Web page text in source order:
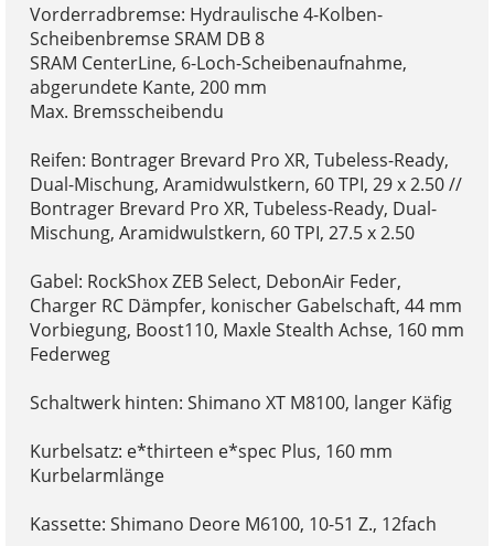
Vorderradbremse: Hydraulische 4-Kolben-
Scheibenbremse SRAM DB 8
SRAM CenterLine, 6-Loch-Scheibenaufnahme,
abgerundete Kante, 200 mm
Max. Bremsscheibendu
Reifen: Bontrager Brevard Pro XR, Tubeless-Ready,
Dual-Mischung, Aramidwulstkern, 60 TPI, 29 x 2.50 //
Bontrager Brevard Pro XR, Tubeless-Ready, Dual-
Mischung, Aramidwulstkern, 60 TPI, 27.5 x 2.50
Gabel: RockShox ZEB Select, DebonAir Feder,
Charger RC Dämpfer, konischer Gabelschaft, 44 mm
Vorbiegung, Boost110, Maxle Stealth Achse, 160 mm
Federweg
Schaltwerk hinten: Shimano XT M8100, langer Käfig
Kurbelsatz: e*thirteen e*spec Plus, 160 mm
Kurbelarmlänge
Kassette: Shimano Deore M6100, 10-51 Z., 12fach